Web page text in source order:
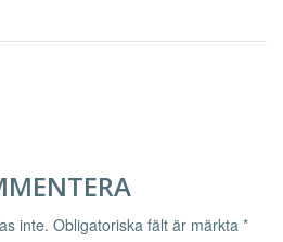
inte. Obligatoriska fält är märkta *